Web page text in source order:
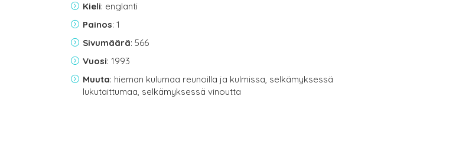
Kieli: englanti
Painos: 1
Sivumäärä: 566
Vuosi: 1993
Muuta: hieman kulumaa reunoilla ja kulmissa, selkämyksessä
lukutaittumaa, selkämyksessä vinoutta